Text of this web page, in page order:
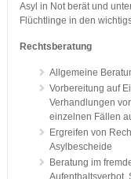
Asyl in Not berät und
Flüchtlinge in den
Rechtsberatung
Allgemeine
Vorbereitung auf
Verhandlungen
einzelnen Fällen
Ergreifen von
Asylbescheide
Beratung im
Aufenthaltsverbot,